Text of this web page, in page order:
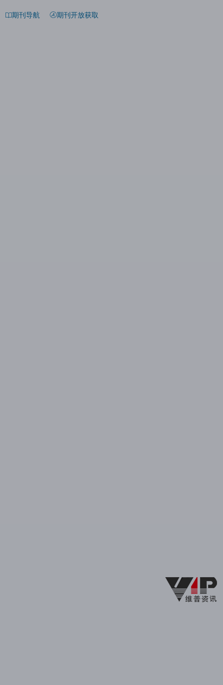
期刊导航 期刊开放获取